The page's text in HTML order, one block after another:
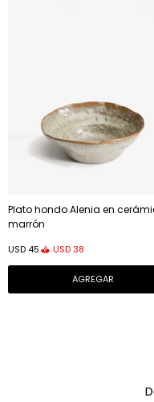
Plato hondo Alenia en
marrón
USD 45 USD38